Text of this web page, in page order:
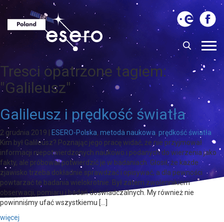
Tresci opatrzone tagiem:
"Galileusz"
Galileusz i prędkość światła
2 grudnia 2019 | ESERO-Polska, metoda naukowa, prędkość światła
Kim był Galileusz? Poznając jego pracę widać, że nie przyjmował
informacji niepotwierdzonych naukowo i podanych do wierzenia jako
fakty, ale próbował potwierdzić je w badaniach. Głosił, że każde
zjawisko trzeba dokładnie sprawdzać i opisywać, a dla pewności
powtarzać te badania wielokrotnie. Był zatem zwolennikiem
obserwacji, pomiaru i badań doświadczalnych. My również nie
powinniśmy ufać wszystkiemu […]
więcej